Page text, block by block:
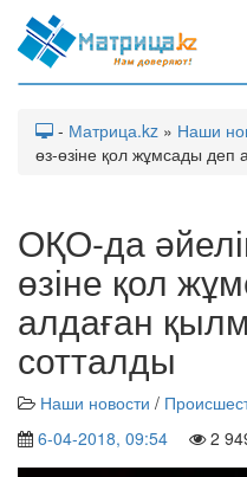
- Матрица.kz » Наши
өз-өзіне қол жұмсады деп
ОҚО-да
өзіне қол
алдаған
сотталды
Наши новости /
6-04-2018, 09:54
2